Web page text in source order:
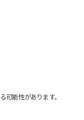
能性があります。